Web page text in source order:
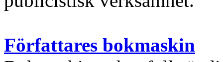
Författares bokmaskin